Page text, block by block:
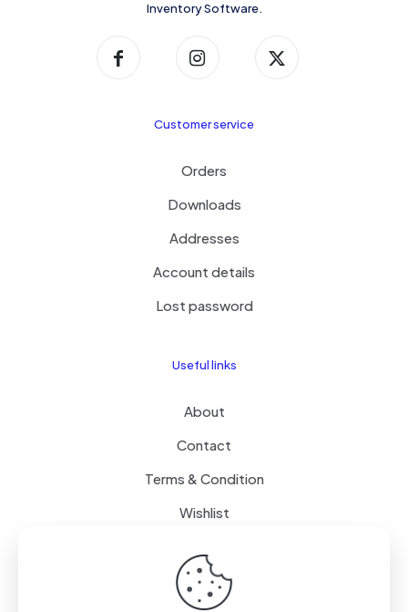
Inventory Software.
Customer service
Orders
Downloads
Addresses
Account details
Lost password
Useful links
About
Contact
Terms & Condition
Wishlist
Delivery